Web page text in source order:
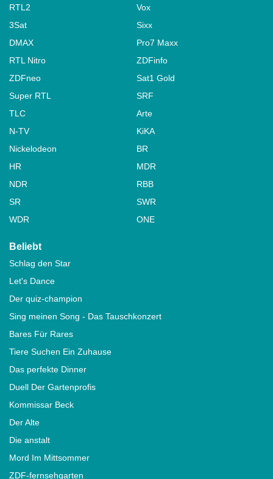
RTL2
Vox
3Sat
Sixx
DMAX
Pro7 Maxx
RTL Nitro
ZDFinfo
ZDFneo
Sat1 Gold
Super RTL
SRF
TLC
Arte
N-TV
KiKA
Nickelodeon
BR
HR
MDR
NDR
RBB
SR
SWR
WDR
ONE
Beliebt
Schlag den Star
Let's Dance
Der quiz-champion
Sing meinen Song - Das Tauschkonzert
Bares Für Rares
Tiere Suchen Ein Zuhause
Das perfekte Dinner
Duell Der Gartenprofis
Kommissar Beck
Der Alte
Die anstalt
Mord Im Mittsommer
ZDF-fernsehgarten